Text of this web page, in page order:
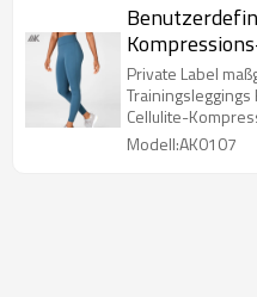
hoher Taille
Private Label
Cellulite-
Modell:AK0107